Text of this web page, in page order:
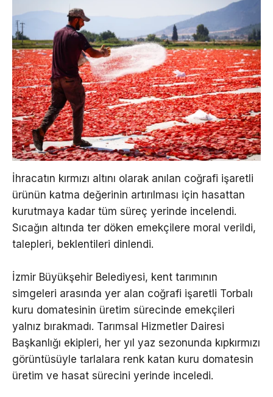
İhracatın kırmızı altını olarak anılan coğrafi işaretli
ürünün katma değerinin artırılması için hasattan
kurutmaya kadar tüm süreç yerinde incelendi.
Sıcağın altında ter döken emekçilere moral verildi,
talepleri, beklentileri dinlendi.
İzmir Büyükşehir Belediyesi, kent tarımının
simgeleri arasında yer alan coğrafi işaretli Torbalı
kuru domatesinin üretim sürecinde emekçileri
yalnız bırakmadı. Tarımsal Hizmetler Dairesi
Başkanlığı ekipleri, her yıl yaz sezonunda kıpkırmızı
görüntüsüyle tarlalara renk katan kuru domatesin
üretim ve hasat sürecini yerinde inceledi.